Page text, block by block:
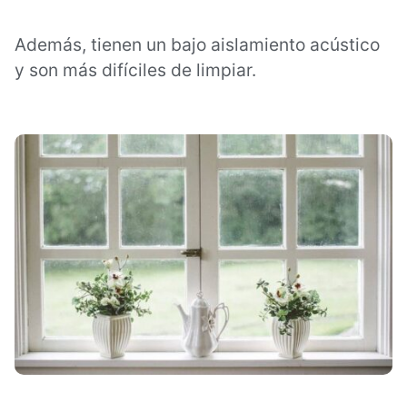
Además, tienen un bajo aislamiento acústico
y son más difíciles de limpiar.